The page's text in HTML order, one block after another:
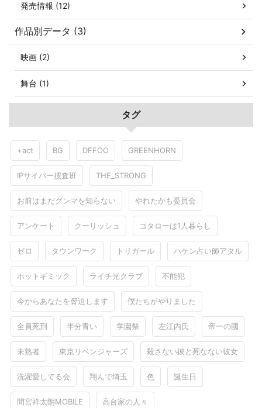
発売情報 (12)
作品別データ (3)
映画 (2)
舞台 (1)
タグ
+act BG DFFOO GREENHORN
IPサイバー捜査班 THE_STRONG
お前はまだグンマを知らない やれたかも委員会
アンケート クーリッシュ コタローは1人暮らし
ゼロ タウンワーク トリガール ハケン占い師アタル
ホットギミック ライチ光クラブ 不能犯
今からあなたを脅迫します 僕たちがやりました
全員死刑 半分青い 学園祭 左江内氏 帝一の國
未熟者 東京リベンジャーズ 殺さない彼と死なない彼女
洗濯愛してる会 翔んで埼玉 色 誕生日
間宮祥太朗MOBILE 高台家の人々